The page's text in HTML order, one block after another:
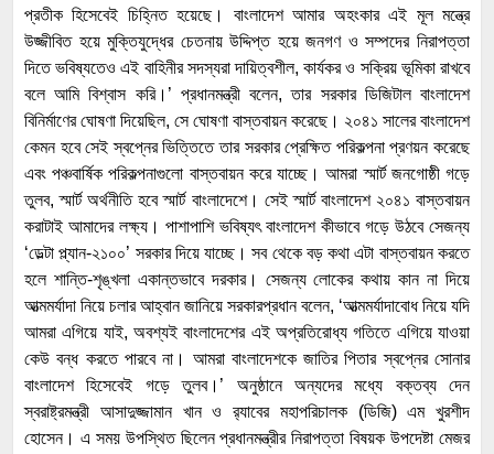
প্রতীক হিসেবেই চিহ্নিত হয়েছে। বাংলাদেশ আমার অহংকার এই মূল মন্ত্রে
উজ্জীবিত হয়ে মুক্তিযুদ্ধের চেতনায় উদ্দিপ্ত হয়ে জনগণ ও সম্পদের নিরাপত্তা
দিতে ভবিষ্যতেও এই বাহিনীর সদস্যরা দায়িত্বশীল, কার্যকর ও সক্রিয় ভূমিকা রাখবে
বলে আমি বিশ্বাস করি।’ প্রধানমন্ত্রী বলেন, তার সরকার ডিজিটাল বাংলাদেশ
বিনির্মাণের ঘোষণা দিয়েছিল, সে ঘোষণা বাস্তবায়ন করেছে। ২০৪১ সালের বাংলাদেশ
কেমন হবে সেই স্বপ্নের ভিত্তিতে তার সরকার প্রেক্ষিত পরিকল্পনা প্রণয়ন করেছে
এবং পঞ্চবার্ষিক পরিকল্পনাগুলো বাস্তবায়ন করে যাচ্ছে। আমরা স্মার্ট জনগোষ্ঠী গড়ে
তুলব, স্মার্ট অর্থনীতি হবে স্মার্ট বাংলাদেশে। সেই স্মার্ট বাংলাদেশ ২০৪১ বাস্তবায়ন
করাটাই আমাদের লক্ষ্য। পাশাপাশি ভবিষ্যৎ বাংলাদেশ কীভাবে গড়ে উঠবে সেজন্য
‘ডেল্টা প্ল্যান-২১০০’ সরকার দিয়ে যাচ্ছে। সব থেকে বড় কথা এটা বাস্তবায়ন করতে
হলে শান্তি-শৃঙ্খলা একান্তভাবে দরকার। সেজন্য লোকের কথায় কান না দিয়ে
আত্মমর্যাদা নিয়ে চলার আহ্বান জানিয়ে সরকারপ্রধান বলেন, ‘আত্মমর্যাদাবোধ নিয়ে যদি
আমরা এগিয়ে যাই, অবশ্যই বাংলাদেশের এই অপ্রতিরোধ্য গতিতে এগিয়ে যাওয়া
কেউ বন্ধ করতে পারবে না। আমরা বাংলাদেশকে জাতির পিতার স্বপ্নের সোনার
বাংলাদেশ হিসেবেই গড়ে তুলব।’ অনুষ্ঠানে অন্যদের মধ্যে বক্তব্য দেন
স্বরাষ্ট্রমন্ত্রী আসাদুজ্জামান খান ও র‌্যাবের মহাপরিচালক (ডিজি) এম খুরশীদ
হোসেন। এ সময় উপস্থিত ছিলেন প্রধানমন্ত্রীর নিরাপত্তা বিষয়ক উপদেষ্টা মেজর